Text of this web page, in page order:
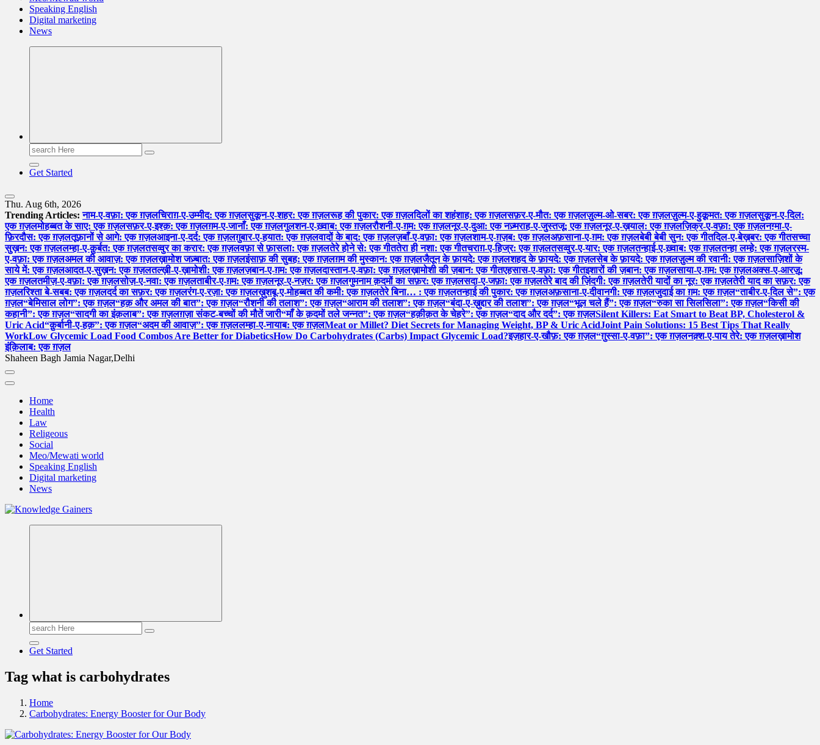
Speaking English
Digital marketing
News
Search
for:
Get Started
Thu. Aug 6th, 2026
Trending Articles: नाम-ए-वफ़ा: एक ग़ज़लचिराग़-ए-उम्मीद: एक ग़ज़लसुकून-ए-शहर: एक ग़ज़लरूह की पुकार: एक ग़ज़लदिलों का शहंशाह: एक ग़ज़लसफ़र-ए-मौत: एक ग़ज़लज़ुल्म-ओ-सबर: एक ग़ज़लज़ुल्म-ए-हुक़ूमत: एक ग़ज़लसुकून-ए-दिल:
एक ग़ज़लमोहब्बत के साए: एक ग़ज़लसफ़र-ए-इश्क़: एक ग़ज़लग़म-ए-जानाँ: एक ग़ज़लगुलशन-ए-ख़्वाब: एक ग़ज़लरौशनी-ए-ग़म: एक ग़ज़लनूर-ए-दुआ: एक नज़्मराह-ए-जुस्तजू: एक ग़ज़लनूर-ए-ख़याल: एक ग़ज़लज़िक्र-ए-वफ़ा: एक ग़ज़लनग़्मा-ए-
फ़िरदौस: एक ग़ज़लतूफ़ानों से आगे: एक ग़ज़लआइना-ए-दर्द: एक ग़ज़लग़ुबार-ए-हयात: एक ग़ज़लवादों के बाद: एक ग़ज़लज़बाँ-ए-वफ़ा: एक ग़ज़लशाम-ए-ग़ज़ब: एक ग़ज़लअफ़साना-ए-ग़म: एक ग़ज़लबेबी बेबी सुन: एक गीतदिल-ए-बेख़बर: एक गीतसच्चा
सुख़न: एक ग़ज़ललम्हा-ए-क़ुर्बत: एक ग़ज़लतसव्वुर का करार: एक ग़ज़लवफ़ा से फ़ासला: एक ग़ज़लतेरे होने से: एक गीततेरा ही नशा: एक गीतचराग़-ए-हिज्र: एक ग़ज़लतसव्वुर-ए-यार: एक ग़ज़लतन्हाई-ए-ख़्वाब: एक ग़ज़लतन्हा लम्हे: एक ग़ज़लरस्म-
ए-वफ़ा: एक ग़ज़लअमल की आवाज़: एक ग़ज़लख़ामोश जज़्बात: एक ग़ज़लइंसाफ़ की सुबह: एक ग़ज़लग़म की मुस्कान: एक ग़ज़लजैतून के फ़ायदे: एक ग़ज़लशहद के फ़ायदे: एक ग़ज़लसेब के फ़ायदे: एक ग़ज़लज़ुल्म की रवानी: एक ग़ज़लसाज़िशों के
साये में: एक ग़ज़लआदत-ए-सुख़न: एक ग़ज़लतल्ख़ी-ए-ख़ामोशी: एक ग़ज़लज़बान-ए-ग़म: एक ग़ज़लदास्तान-ए-वफ़ा: एक ग़ज़लख़ामोशी की ज़बान: एक गीतएहसास-ए-वफ़ा: एक गीतइशारों की ज़बान: एक ग़ज़लसाया-ए-ग़म: एक ग़ज़लअक्स-ए-आरज़ू:
एक ग़ज़लतमीज़-ए-वफ़ा: एक ग़ज़लसोज़-ए-नवा: एक ग़ज़लताबीर-ए-ग़म: एक ग़ज़लनूर-ए-नज़र: एक ग़ज़लगुमनाम क़दमों का सफ़र: एक ग़ज़लसदा-ए-जफ़ा: एक ग़ज़लतेरे बाद की ज़िंदगी: एक ग़ज़लतेरी यादों का नूर: एक ग़ज़लतेरी याद का सफ़र: एक
ग़ज़लरिश्ता बे-सबब: एक ग़ज़लदर्द का सफ़र: एक ग़ज़लरंग-ए-रज़ा: एक ग़ज़लख़ुशबू-ए-मोहब्बत की कमी: एक ग़ज़लतेरे बिना… : एक ग़ज़लतन्हाई की पुकार: एक ग़ज़लअफ़साना-ए-दीवानगी: एक ग़ज़लजुदाई का ग़म: एक ग़ज़ल“ताबीर-ए-दिल से”: एक
ग़ज़ल“बेमिसाल लोग”: एक ग़ज़ल“हक़ और अमल की बात”: एक ग़ज़ल“रौशनी की तलाश”: एक ग़ज़ल“आराम की तलाश”: एक ग़ज़ल“बंदा-ए-ख़ुद्दार की तलाश”: एक ग़ज़ल“भूल चले हैं”: एक ग़ज़ल“रुका सा सिलसिला”: एक ग़ज़ल“किसी की
कहानी”: एक ग़ज़ल“सादगी का इंक़लाब”: एक ग़ज़लग़ज़ा संकट-बच्चों की मौतें जारी“माँ के क़दमों तले जन्नत”: एक ग़ज़ल“हक़ीक़त के चेहरे”: एक ग़ज़ल“दाद और दर्द”: एक ग़ज़लSilent Killers: Eat Smart to Beat BP, Cholesterol &
Uric Acid“क़ुर्बानी-ए-हक़”: एक ग़ज़ल“अदम की आवाज़”: एक ग़ज़ललम्हा-ए-नायाब: एक ग़ज़लMeat or Millet? Diet Secrets for Managing Weight, BP & Uric AcidJoint Pain Solutions: 15 Best Tips That Really
WorkLow Glycemic Load Food Combos Are Better for DiabeticsHow Do Carbohydrates (Carbs) Impact Glycemic Load?इज़हार-ए-खौफ़: एक ग़ज़ल“ग़ुस्सा-ए-वफ़ा”: एक ग़ज़लनक़्श-ए-पाय तेरे: एक ग़ज़लख़ामोश
इंक़िलाब: एक ग़ज़ल
Shaheen Bagh Jamia Nagar,Delhi
Home
Health
Law
Religeous
Social
Meo/Mewati world
Speaking English
Digital marketing
News
Read & Spread
Search
for:
Get Started
Tag what is carbohydrates
Home
Carbohydrates: Energy Booster for Our Body